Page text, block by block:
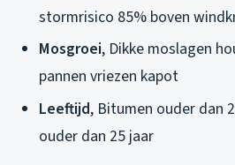
stormrisico 85% boven
Mosgroei, Dikke moslagen
pannen vriezen kapot
Leeftijd, Bitumen ouder dan
ouder dan 25 jaar